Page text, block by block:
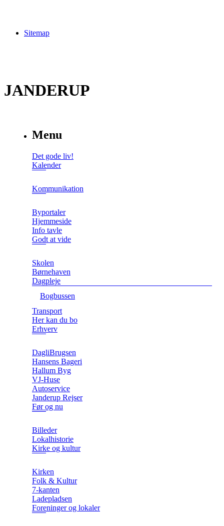
Sitemap
JANDERUP
Menu
Det gode liv!
Kalender
Kommunikation
Byportaler
Hjemmeside
Info tavle
Godt at vide
Skolen
Børnehaven
Dagpleje
Bogbussen
Transport
Her kan du bo
Erhverv
DagliBrugsen
Hansens Bageri
Hallum Byg
VJ-Huse
Autoservice
Janderup Rejser
Før og nu
Billeder
Lokalhistorie
Kirke og kultur
Kirken
Folk & Kultur
7-kanten
Ladepladsen
Foreninger og lokaler